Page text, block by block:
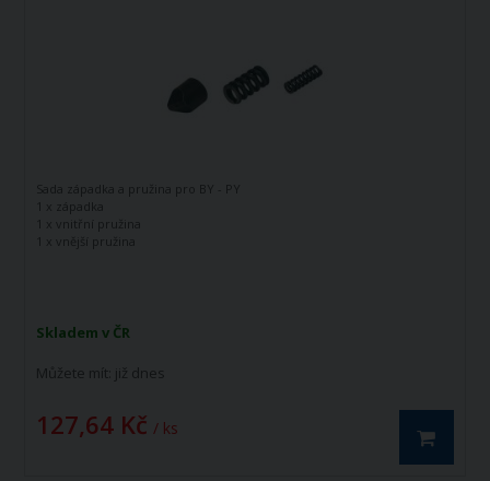
Skladem v ČR
Můžete mít: již dnes
127,64 Kč / ks
Sada západka a pružina pro BY - PY
1 x západka
1 x vnitřní pružina
1 x vnější pružina